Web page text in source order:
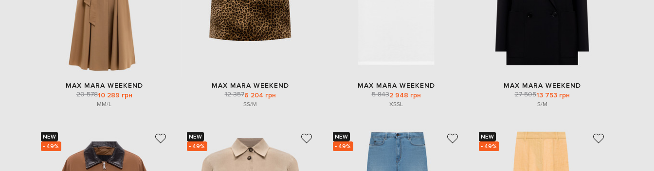
MAX MARA WEEKEND
20 57810 289 грн
MM/L
MAX MARA WEEKEND
12 3576 204 грн
SS/M
MAX MARA WEEKEND
5 8432 948 грн
XSSL
MAX MARA WEEKEND
27 50513 753 грн
S/M
NEW
- 49%
NEW
- 49%
NEW
- 49%
NEW
- 49%